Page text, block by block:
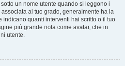
un nome utente quando si leggono i
al tuo grado, generalmente ha la
indicano quanti interventi hai scritto o il tuo
più grande nota come avatar, che in
utente.